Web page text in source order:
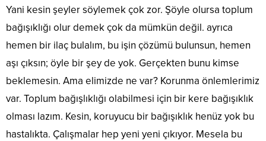
Yani kesin şeyler söylemek çok zor. Şöyle olursa toplum
bağışıklığı olur demek çok da mümkün değil. ayrıca
hemen bir ilaç bulalım, bu işin çözümü bulunsun, hemen
aşı çıksın; öyle bir şey de yok. Gerçekten bunu kimse
beklemesin. Ama elimizde ne var? Korunma önlemlerimiz
var. Toplum bağışlıklığı olabilmesi için bir kere bağışıklık
olması lazım. Kesin, koruyucu bir bağışıklık henüz yok bu
hastalıkta. Çalışmalar hep yeni yeni çıkıyor. Mesela bu